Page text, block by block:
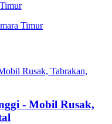
Timur
- Mobil Rusak,